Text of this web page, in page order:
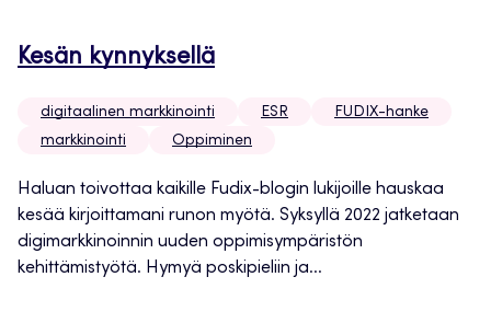
Kesän kynnyksellä
digitaalinen markkinointi ESR
FUDIX-hanke
markkinointi
Oppiminen
Haluan toivottaa kaikille Fudix-blogin lukijoille hauskaa
kesää kirjoittamani runon myötä. Syksyllä 2022 jatketaan
digimarkkinoinnin uuden oppimisympäristön
kehittämistyötä. Hymyä poskipieliin ja...